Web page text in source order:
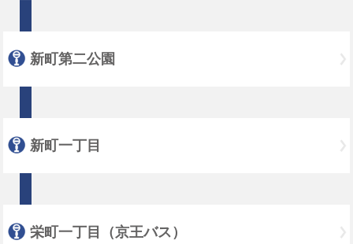
新町第二公園
新町一丁目
栄町一丁目（京王バス）